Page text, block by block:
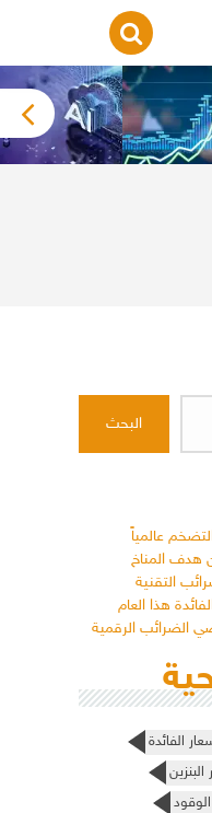
البحث
عالمياً
هدف المناخ
التقنية
هذا العام
الفائدة
البنزين